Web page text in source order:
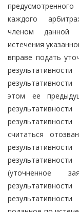
каждого
членом данной
истечения
вправе подать
этом ее
считаться
(уточненное